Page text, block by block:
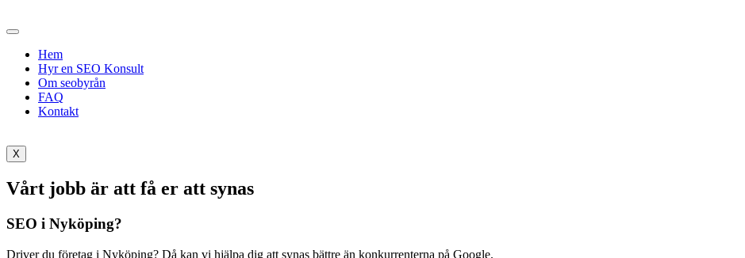
till
Hem
Hyr en SEO Konsult
Om seobyrån
FAQ
Kontakt
X
Vårt jobb är att få er att synas
SEO i Nyköping?
Driver du företag i Nyköping? Då kan vi hjälpa dig att synas bättre än konkurrenterna på Google.